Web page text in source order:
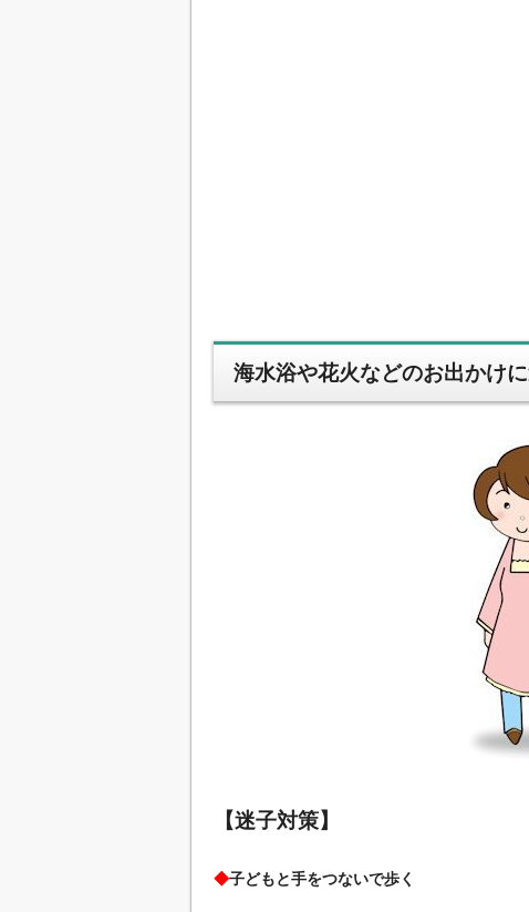
海水浴や花火などのお出かけ
【迷子対策】
◆子どもと手をつないで歩く